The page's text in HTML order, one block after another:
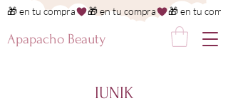
Apapacho Beauty
🎁 en tu compra
IUNIK